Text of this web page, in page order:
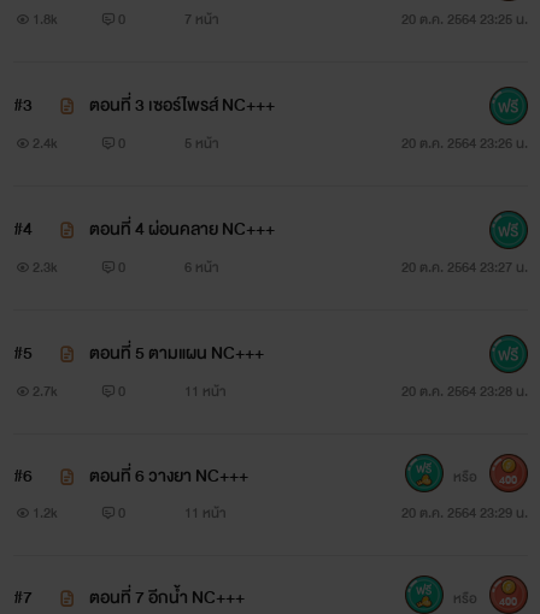
1.8k 0 7 หน้า 20 ต.ค. 2564 23:25 น.
#3 ตอนที่ 3 เซอร์ไพรส์ NC+++
2.4k 0 5 หน้า 20 ต.ค. 2564 23:26 น.
#4 ตอนที่ 4 ผ่อนคลาย NC+++
2.3k 0 6 หน้า 20 ต.ค. 2564 23:27 น.
#5 ตอนที่ 5 ตามแผน NC+++
2.7k 0 11 หน้า 20 ต.ค. 2564 23:28 น.
#6 ตอนที่ 6 วางยา NC+++
1.2k 0 11 หน้า 20 ต.ค. 2564 23:29 น.
หรือ 400
#7 ตอนที่ 7 อีกน้ำ NC+++ หรือ 400